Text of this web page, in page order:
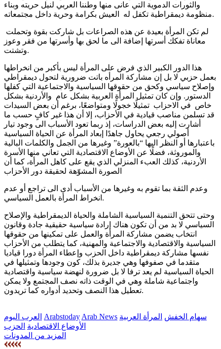
والثورات الدموية التي عانى منها وطننا العربي لنيل حريته وبناء
منظومة ديمقراطية تكفل له العيش بكرامة وحرية داخل مجتمعاته.
معاناة تفكك أسرتها إضافة الى ما لحق بها وأسرتها من فقر وعوز
وتشتت.
هذا الدور الكبير الذي فرض على المرأة ليس بأكبر من انخراطها
بعمل حزبي لا بل إن مشاركة المرأه باتت ضرورية لتحول ديمقراطي
وإصلاح سياسي وكحق من حقوقها السياسية والاجتماعية التي كفلها
الدستور. وإن كان تمثيل المرأة العربية بشكل عام والأردنية بشكل
خاص في الاحزاب تمثيلًا خجولًا ومتواضعًا، برغم أن بعض السيدات
قد تسلمن مناصب قيادية في الأحزاب، إلا أن هذا غير كافٍ حسب ما
أشارت إليه بعض الدراسات، إذ ربما تعود الأسباب الى وجود تيار
أصولي رجعي يحاول جاهدًا إبعاد المرأة عن الحياة السياسية
باعتبارها أو النظر اليها “بالعورة” وغيرها من الجمل والكلمات البالية
والموروثة، فضلًا عن الأوضاع الاقتصادية التي تعاني منها الأسرة
الأردنية، كذلك العبء المنزلي الذي يقع على كاهل المرأة، كما أن
الصورة المشوّهة لحقيقة دور الأحزاب
وعدم الثقة بما تقوم به وغيرها من الأسباب أدى الى تراجع أو عدم
انخراط المرأة بالعمل السياسي.
وحتى تتحق التنمية السياسية الشاملة والحياة الديمقراطية والإصلاح
السياسي لا بد من أن تكون هناك إرادة سياسية حقيقية جادة وقانون
انتخاب يضمن مشاركة المرأة والعمل على تمكينها من حقوقها
السياسية والاقتصادية والاجتماعية والمهنية، كما يتطلب من الأحزاب
نفسها مشاركة ديمقراطية داخل الحزب وإعطاء المرأة دورا قياديا
متقدما في صفوفها وهي جديرة بذلك، كون وجودها وتمثيلها في
الحياة السياسية لم يعد ترفا لا بل ضرورة لنهضة سياسية واقتصادية
واجتماعية شاملة وهي في الوقت ذاته نصف المجتمع ولا يمكن
تعطيل هذا النصف وتحديد أدواره كما تريدون.
العرب اليوم Arabstoday Arab News سهام الخفش المرأة العربية
الأوضاع الاقتصادية الحزب
المزيد من المدونات